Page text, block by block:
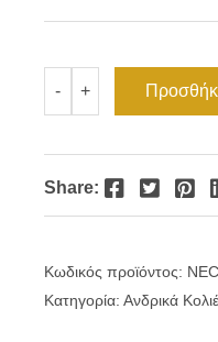
€18.00.
-
κολιέ
τιμόνι
+
Share: Facebook Twitter Pinterest
Κωδικός προϊόντος:
Κατηγορία: Ανδρικά Κολιέ